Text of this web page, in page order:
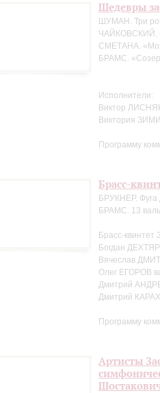
Шедевры
ШУМАН. Три
ЧАЙКОВСКИЙ.
СМЕТАНА.
БРАМС.
Исполнители:
Виктор
Виктория
Программу
Брасс-
БРУКНЕР. Фуга
БРАМС. 13
Брасс-квинтет
Богдан
Вячеслав
Олег ЕГОРОВ
Дмитрий
Дмитрий
Программу
Артисты